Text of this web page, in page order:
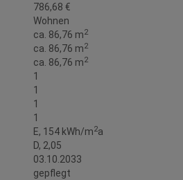
786,68 €
Wohnen
ca. 86,76 m2
ca. 86,76 m2
ca. 86,76 m2
1
1
1
1
E, 154 kWh/m2a
D, 2,05
03.10.2033
gepflegt